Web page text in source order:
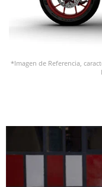
*Imagen de Referencia,